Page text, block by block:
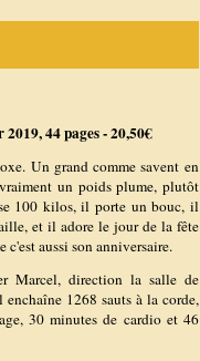
44 pages - 20,50€
Un grand comme savent en
un poids plume, plutôt
100 kilos, il porte un bouc, il
et il adore le jour de la fête
c'est aussi son anniversaire.
Marcel, direction la salle de
1268 sauts à la corde,
30 minutes de cardio et 46